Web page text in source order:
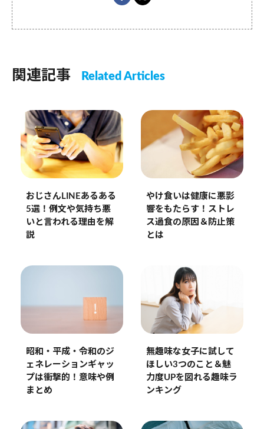
関連記事 Related Articles
おじさんLINEあるある
5選！例文や気持ち悪
いと言われる理由を解
説
やけ食いは健康に悪影
響をもたらす！ストレ
ス過食の原因＆防止策
とは
昭和・平成・令和のジ
ェネレーションギャッ
プは衝撃的！意味や例
まとめ
無趣味な女子に試して
ほしい3つのこと＆魅
力度UPを図れる趣味ラ
ンキング